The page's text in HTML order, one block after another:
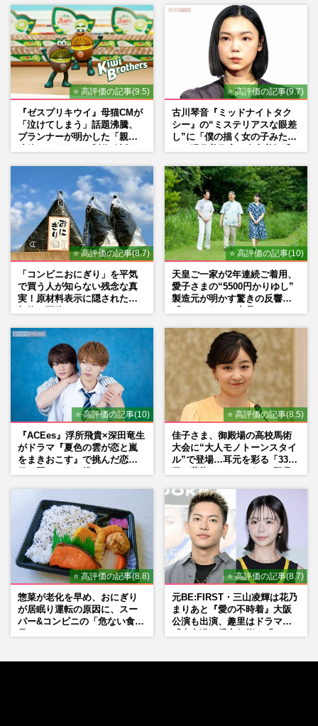
⭐ 高評価の記事(9.5)
『ゼスプリキウイ』母猫CMが
「泣けてしまう」話題沸騰、
プランナーが明かした「親に
⭐ 高評価の記事(9.7)
古川琴音『ミッドナイトタク
シー』の“ミステリアスな眼差
し”に「僕の描く女の子みた
⭐ 高評価の記事(8.7)
「コンビニおにぎり」を平気
で買う人が知らない残念な真
実！原材料表示に隠された添
⭐ 高評価の記事(10)
天皇ご一家が2年連続ご着用、
愛子さまの“5500円かりゆし”
製造元が明かす驚きの反響
⭐ 高評価の記事(10)
『ACEes』浮所飛貴×深田竜生
がドラマ『夏色の雲が恋と嵐
をまきおこす』で挑んだ恋人
⭐ 高評価の記事(8.5)
佳子さま、御殿場の高校馬術
大会に“大人モノトーンスタイ
ル”で登場…耳元を彩る「3300
⭐ 高評価の記事(8.8)
惣菜が老化を早め、おにぎり
が居眠り運転の原因に、スー
パー&コンビニの「危ない食
⭐ 高評価の記事(8.7)
元BE:FIRST・三山凌輝は花乃
まりあと『愛の不時着』大阪
公演も出演、趣里はドラマ